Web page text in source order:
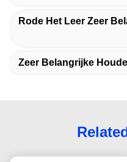
Rode Het Leer Zeer
Zeer Belangrijke